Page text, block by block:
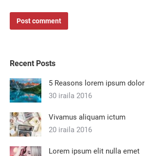
Post comment
Recent Posts
5 Reasons lorem ipsum dolor
30 iraila 2016
Vivamus aliquam ictum
20 iraila 2016
Lorem ipsum elit nulla emet